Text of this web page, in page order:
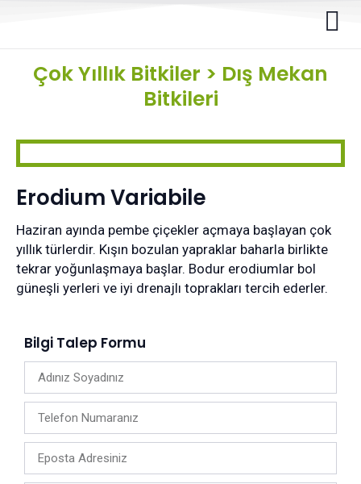
Çok Yıllık Bitkiler > Dış Mekan
Bitkileri
Erodium Variabile
Haziran ayında pembe çiçekler açmaya başlayan çok
yıllık türlerdir. Kışın bozulan yapraklar baharla birlikte
tekrar yoğunlaşmaya başlar. Bodur erodiumlar bol
güneşli yerleri ve iyi drenajlı toprakları tercih ederler.
Bilgi Talep Formu